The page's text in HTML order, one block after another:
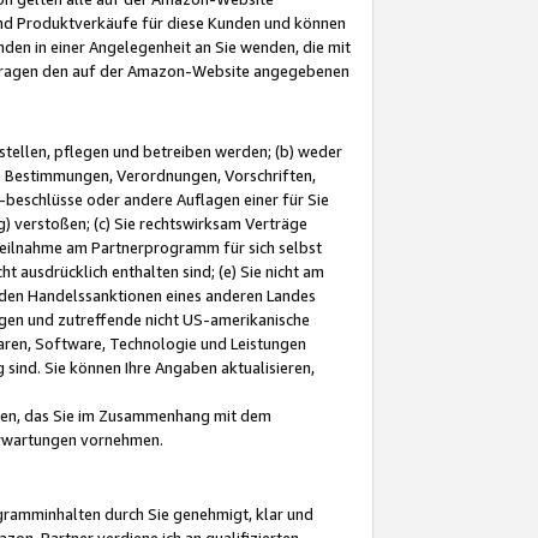
Produktverkäufe für diese Kunden und können
in einer Angelegenheit an Sie wenden, die mit
den auf der Amazon-Website angegebenen
pflegen und betreiben werden; (b) weder
Verordnungen, Vorschriften,
oder andere Auflagen einer für Sie
verstoßen; (c) Sie rechtswirksam Verträge
am Partnerprogramm für sich selbst
ausdrücklich enthalten sind; (e) Sie nicht am
Handelssanktionen eines anderen Landes
und zutreffende nicht US-amerikanische
Software, Technologie und Leistungen
Sie können Ihre Angaben aktualisieren,
das Sie im Zusammenhang mit dem
vornehmen.
durch Sie genehmigt, klar und